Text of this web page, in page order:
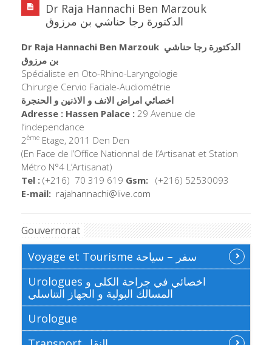
Dr Raja Hannachi Ben Marzouk
الدكتورة رجا حناشي بن مرزوق
Dr Raja Hannachi Ben Marzouk
بن مرزوق
Spécialiste en Oto-Rhino-Laryngologie
Chirurgie Cervio Faciale-Audiométrie
اخصائي امراض الانف و الاذنين و الحنجرة
Adresse : Hassen Palace : 29 Avenue de
l’independance
2ème Etage, 2011 Den Den
(En Face de l’Office Nationnal de l’Artisanat et Station
Métro N°4 L’Artisanat)
Tel : (+216) 70 319 619 Gsm: (+216) 52530093
E-mail: rajahannachi@live.com
Gouvernorat
Voyage et Tourisme سفر – سياحة
Urologues اخصائي في جراحة الكلى و
المسالك البولية و الجهاز التناسلي
Urologue